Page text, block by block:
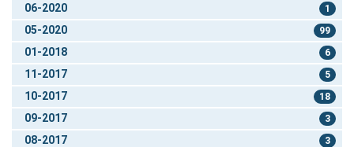
06-2020 1
05-2020 99
01-2018 6
11-2017 5
10-2017 18
09-2017 3
08-2017 3